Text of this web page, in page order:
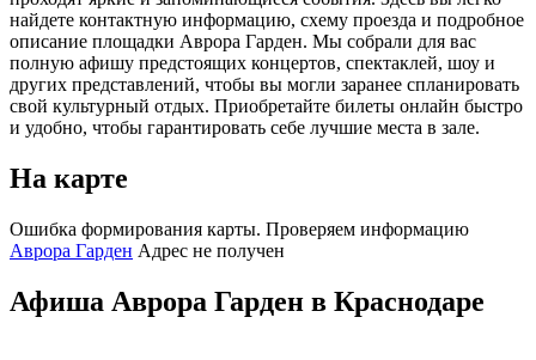
найдете контактную информацию, схему проезда и подробное
описание площадки Аврора Гарден. Мы собрали для вас
полную афишу предстоящих концертов, спектаклей, шоу и
других представлений, чтобы вы могли заранее спланировать
свой культурный отдых. Приобретайте билеты онлайн быстро
и удобно, чтобы гарантировать себе лучшие места в зале.
На карте
Ошибка формирования карты. Проверяем информацию
Аврора Гарден Адрес не получен
Афиша Аврора Гарден в Краснодаре